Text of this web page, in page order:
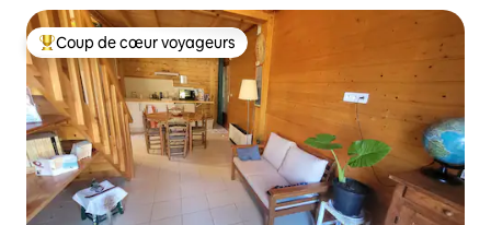
Coup de cœur voyageurs parmi les plus aimés
Coup de cœur voyageurs